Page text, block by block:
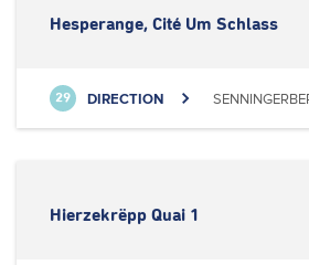
Hesperange, Cité Um Schlass
29 DIRECTION
Hierzekrëpp Quai 1